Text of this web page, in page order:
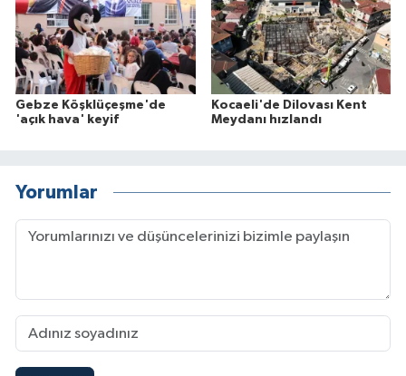
Gebze Köşklüçeşme'de
'açık hava' keyif
Kocaeli'de Dilovası Kent
Meydanı hızlandı
Yorumlar